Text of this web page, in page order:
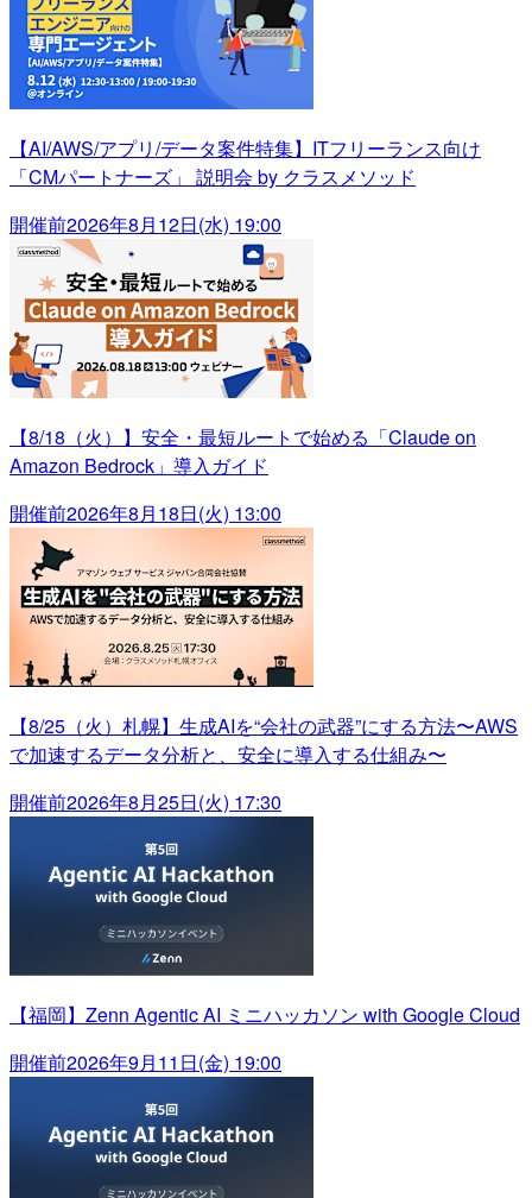
【AI/AWS/アプリ/データ案件特集】ITフリーランス向け
「CMパートナーズ」 説明会 by クラスメソッド
開催前2026年8月12日(水) 19:00
【8/18（火）】安全・最短ルートで始める「Claude on
Amazon Bedrock」導入ガイド
開催前2026年8月18日(火) 13:00
【8/25（火）札幌】生成AIを“会社の武器”にする方法〜AWS
で加速するデータ分析と、安全に導入する仕組み〜
開催前2026年8月25日(火) 17:30
【福岡】Zenn Agentic AI ミニハッカソン with Google Cloud
開催前2026年9月11日(金) 19:00